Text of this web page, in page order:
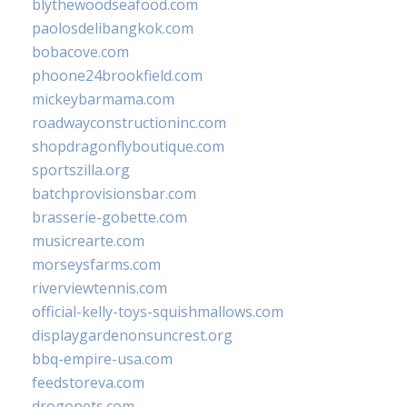
blythewoodseafood.com
paolosdelibangkok.com
bobacove.com
phoone24brookfield.com
mickeybarmama.com
roadwayconstructioninc.com
shopdragonflyboutique.com
sportszilla.org
batchprovisionsbar.com
brasserie-gobette.com
musicrearte.com
morseysfarms.com
riverviewtennis.com
official-kelly-toys-squishmallows.com
displaygardenonsuncrest.org
bbq-empire-usa.com
feedstoreva.com